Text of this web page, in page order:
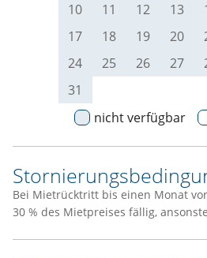
10
11 12 13
17
18 19 20
24
25 26 27
31
nicht verfügbar
Bei Mietrücktritt bis einen Monat
30 % des Mietpreises fällig,